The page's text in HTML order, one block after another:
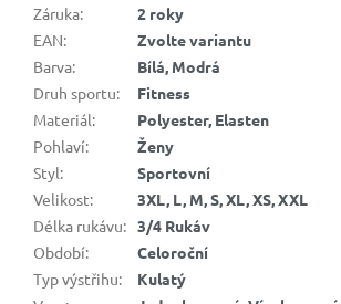
Záruka:
2 roky
EAN:
Zvolte variantu
Barva:
Bílá, Modrá
Druh sportu:
Fitness
Materiál:
Polyester, Elasten
Pohlaví:
Ženy
Styl:
Sportovní
Velikost:
3XL, L, M, S, XL, XS, XXL
Délka rukávu: 3/4 Rukáv
Období:
Celoroční
Typ výstřihu:
Kulatý